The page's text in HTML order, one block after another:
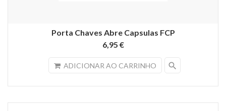
Porta Chaves Abre Capsulas FCP
6,95 €
ADICIONAR AO CARRINHO search